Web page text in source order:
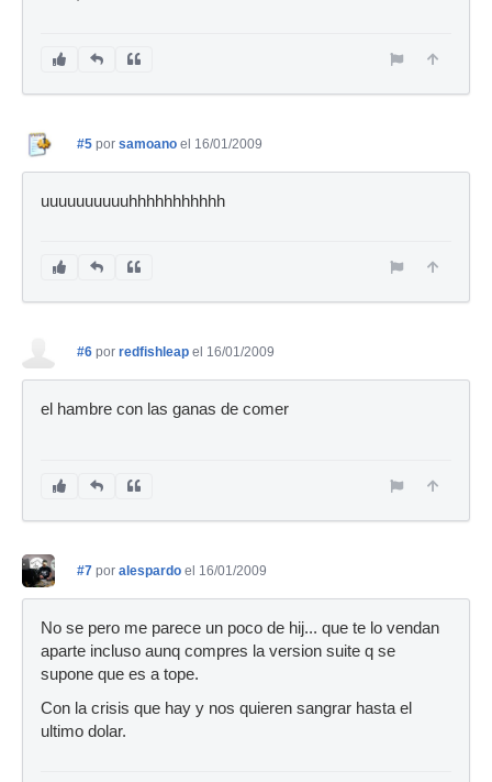
#5 por samoano el 16/01/2009
uuuuuuuuuuhhhhhhhhhhh
#6 por redfishleap el 16/01/2009
el hambre con las ganas de comer
#7 por alespardo el 16/01/2009
No se pero me parece un poco de hij... que te lo vendan
aparte incluso aunq compres la version suite q se
supone que es a tope.
Con la crisis que hay y nos quieren sangrar hasta el
ultimo dolar.